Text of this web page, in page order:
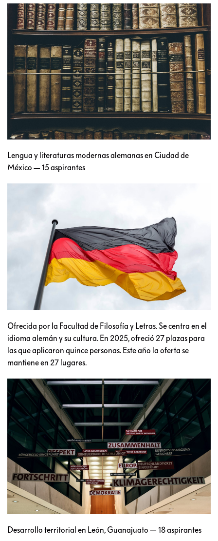
Lengua y literaturas modernas alemanas en Ciudad de
México — 15 aspirantes
Ofrecida por la Facultad de Filosofía y Letras. Se centra en el
idioma alemán y su cultura. En 2025, ofreció 27 plazas para
las que aplicaron quince personas. Este año la oferta se
mantiene en 27 lugares.
Desarrollo territorial en León, Guanajuato — 18 aspirantes